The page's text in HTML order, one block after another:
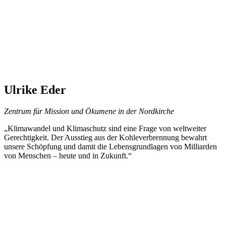
Ulrike Eder
Zentrum für Mission und Ökumene in der Nordkirche
„Klimawandel und Klimaschutz sind eine Frage von weltweiter
Gerechtigkeit. Der Ausstieg aus der Kohleverbrennung bewahrt
unsere Schöpfung und damit die Lebensgrundlagen von Milliarden
von Menschen – heute und in Zukunft.“